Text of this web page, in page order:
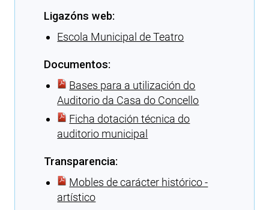
Ligazóns web:
Escola Municipal de Teatro
Documentos:
Bases para a utilización do
Auditorio da Casa do Concello
Ficha dotación técnica do
auditorio municipal
Transparencia:
Mobles de carácter histórico -
artístico